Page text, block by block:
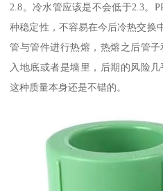
2.8。冷水管应该是不会低于2.3。
种稳定性，不容易在今后冷热交换
管与管件进行热熔，热熔之后管
入地底或者是墙里，后期的风险
这种质量本身还是不错的。